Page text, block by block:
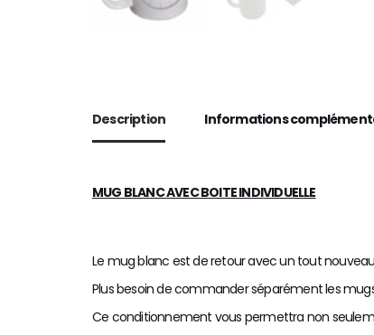
Description Informations
MUG BLANC AVEC BOITE INDIVIDUELLE
Le mug blanc est de retour avec un tout
Plus besoin de commander séparément les
Ce conditionnement vous permettra non